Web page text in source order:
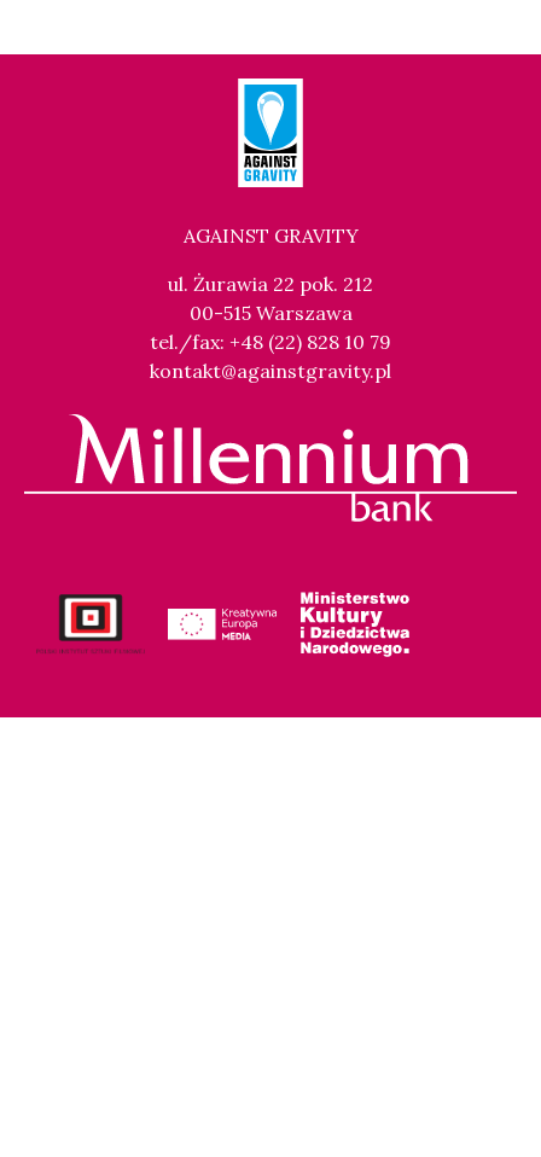
AGAINST GRAVITY
ul. Żurawia 22 pok. 212
00-515 Warszawa
tel./fax: +48 (22) 828 10 79
kontakt@againstgravity.pl